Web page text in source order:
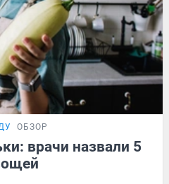
ОБЗОР
врачи назвали 5